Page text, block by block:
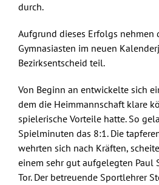
durch.
Aufgrund dieses Erfolgs nehmen
Gymnasiasten im neuen
Bezirksentscheid teil.
Von Beginn an entwickelte sich
dem die Heimmannschaft klare
spielerische Vorteile hatte. So
Spielminuten das 8:1. Die
wehrten sich nach Kräften,
einem sehr gut aufgelegten Paul
Tor. Der betreuende Sportlehrer